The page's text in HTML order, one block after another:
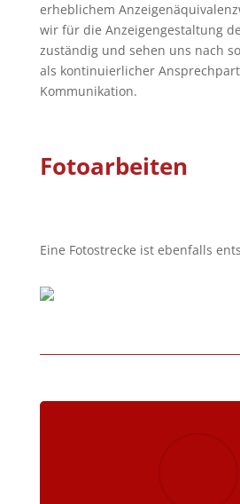
erheblichem
wir für die Anzeigengestaltung
zuständig und sehen uns nach
als kontinuierlicher
Kommunikation.
Fotoarbeiten
Eine Fotostrecke ist ebenfalls